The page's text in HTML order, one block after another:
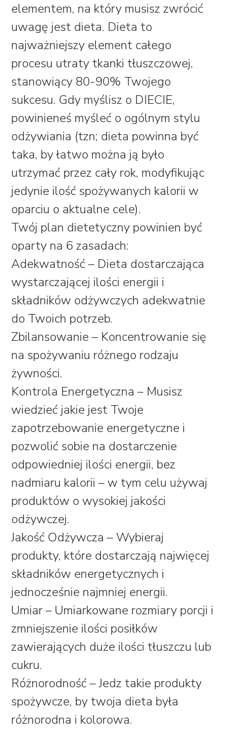
elementem, na który musisz zwrócić
uwagę jest dieta. Dieta to
najważniejszy element całego
procesu utraty tkanki tłuszczowej,
stanowiący 80-90% Twojego
sukcesu. Gdy myślisz o DIECIE,
powinieneś myśleć o ogólnym stylu
odżywiania (tzn; dieta powinna być
taka, by łatwo można ją było
utrzymać przez cały rok, modyfikując
jedynie ilość spożywanych kalorii w
oparciu o aktualne cele).
Twój plan dietetyczny powinien być
oparty na 6 zasadach:
Adekwatność – Dieta dostarczająca
wystarczającej ilości energii i
składników odżywczych adekwatnie
do Twoich potrzeb.
Zbilansowanie – Koncentrowanie się
na spożywaniu różnego rodzaju
żywności.
Kontrola Energetyczna – Musisz
wiedzieć jakie jest Twoje
zapotrzebowanie energetyczne i
pozwolić sobie na dostarczenie
odpowiedniej ilości energii, bez
nadmiaru kalorii – w tym celu używaj
produktów o wysokiej jakości
odżywczej.
Jakość Odżywcza – Wybieraj
produkty, które dostarczają najwięcej
składników energetycznych i
jednocześnie najmniej energii.
Umiar – Umiarkowane rozmiary porcji i
zmniejszenie ilości posiłków
zawierających duże ilości tłuszczu lub
cukru.
Różnorodność – Jedz takie produkty
spożywcze, by twoja dieta była
różnorodna i kolorowa.